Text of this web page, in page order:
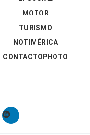
MOTOR
TURISMO
NOTIMÉRICA
CONTACTOPHOTO